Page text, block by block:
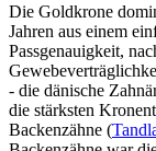
Die Goldkrone
Jahren aus einem
Passgenauigkeit,
- die dänische
die stärksten
Backenzähne (